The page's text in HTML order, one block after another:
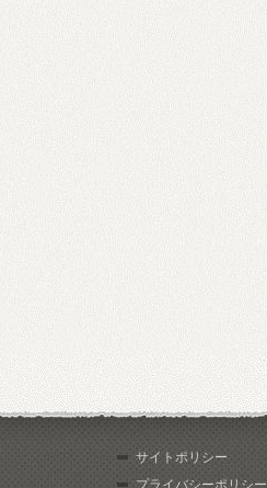
サイトポリシー
プライバシーポリシー